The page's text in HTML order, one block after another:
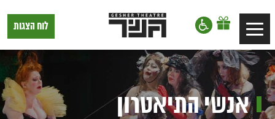
דלג לסרגל הניווט
דלג לתוכן
Toggle
navigation
תיאטרון
גשר,
בתל
אביב
לוח הצגות
אנשי התיאטרון